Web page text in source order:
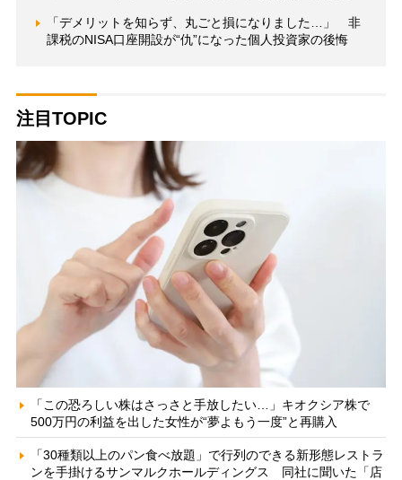
「デメリットを知らず、丸ごと損になりました…」 非
課税のNISA口座開設が“仇”になった個人投資家の後悔
注目TOPIC
「この恐ろしい株はさっさと手放したい…」キオクシア株で
500万円の利益を出した女性が“夢よもう一度”と再購入
「30種類以上のパン食べ放題」で行列のできる新形態レストラ
ンを手掛けるサンマルクホールディングス 同社に聞いた「店